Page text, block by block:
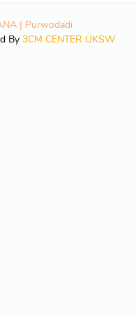
| Purwodadi
By 3CM CENTER UKSW